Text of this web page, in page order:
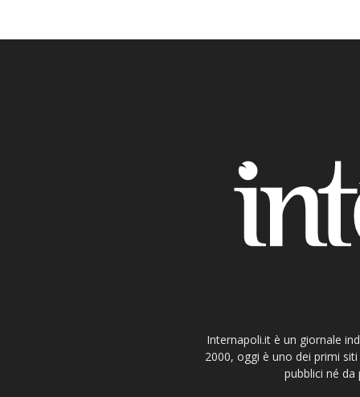
Internapoli.it è un giornale
2000, oggi è uno dei primi
pubblici né